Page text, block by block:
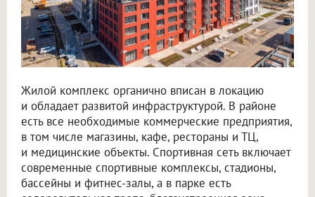
Жилой комплекс органично вписан в локацию
и обладает развитой инфраструктурой. В районе
есть все необходимые коммерческие предприятия,
в том числе магазины, кафе, рестораны и ТЦ,
и медицинские объекты. Спортивная сеть включает
современные спортивные комплексы, стадионы,
бассейны и фитнес-залы, а в парке есть